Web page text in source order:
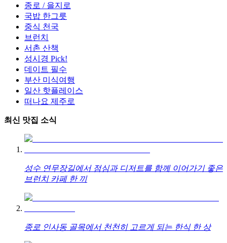
종로 / 을지로
국밥 한그릇
중식 천국
브런치
서촌 산책
성시경 Pick!
데이트 필수
부산 미식여행
일산 핫플레이스
떠나요 제주로
최신 맛집 소식
성수 연무장길에서 점심과 디저트를 함께 이어가기 좋은
브런치 카페 한 끼
종로 인사동 골목에서 천천히 고르게 되는 한식 한 상